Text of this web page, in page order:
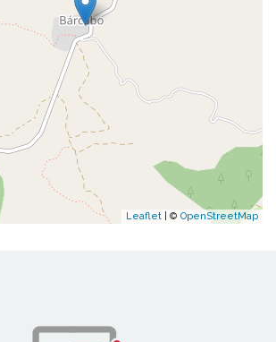
Leaflet | © OpenStreetMap